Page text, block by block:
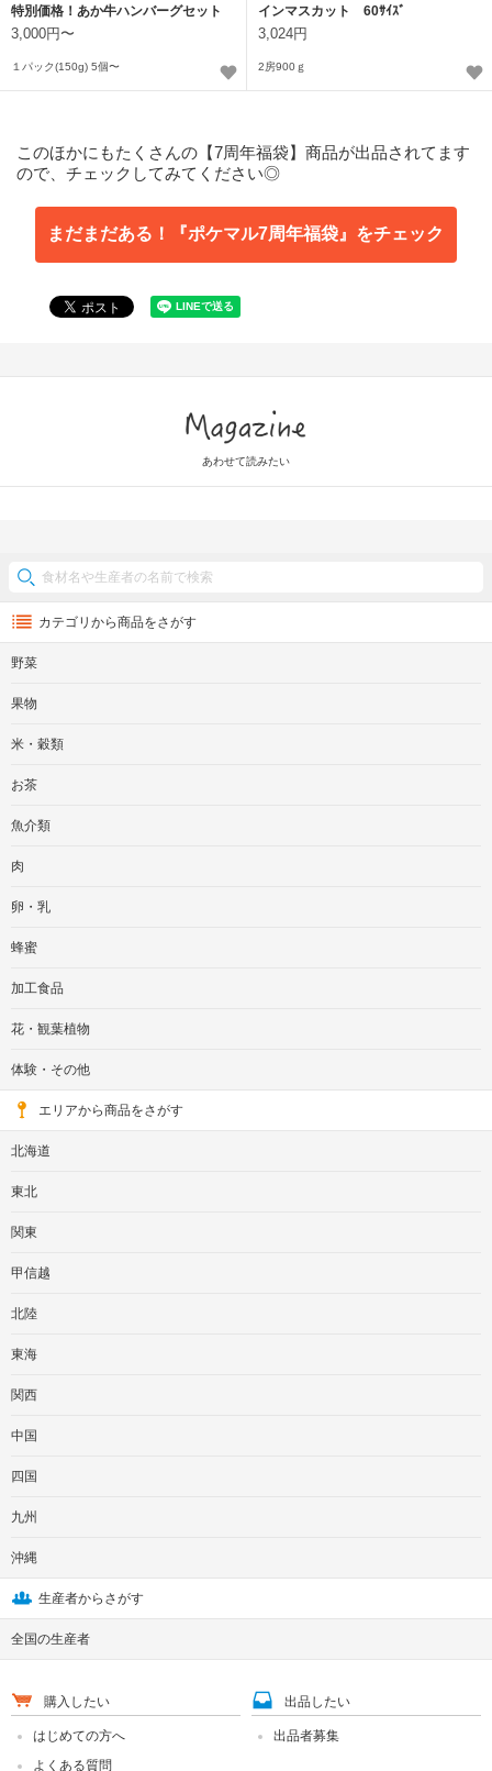
特別価格！あか牛ハンバーグセット
3,000円〜
１パック(150g) 5個〜
インマスカット 60ｻｲｽﾞ
3,024円
2房900ｇ
このほかにもたくさんの【7周年福袋】商品が出品されてます
ので、チェックしてみてください◎
まだまだある！『ポケマル7周年福袋』をチェック
あわせて読みたい
カテゴリから商品をさがす
野菜
果物
米・穀類
お茶
魚介類
肉
卵・乳
蜂蜜
加工食品
花・観葉植物
体験・その他
エリアから商品をさがす
北海道
東北
関東
甲信越
北陸
東海
関西
中国
四国
九州
沖縄
生産者からさがす
全国の生産者
購入したい
はじめての方へ
よくある質問
出品したい
出品者募集